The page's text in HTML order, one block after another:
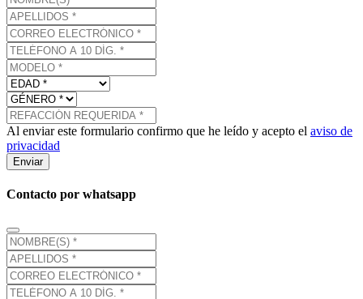
Al enviar este formulario confirmo que he leído y acepto el aviso de
privacidad
Enviar
Contacto por whatsapp